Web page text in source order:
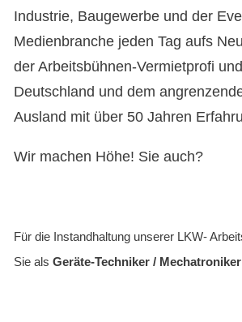
Industrie, Baugewerbe und der
Medienbranche jeden Tag aufs
der Arbeitsbühnen-Vermietprofi
Deutschland und dem
Ausland mit über 50 Jahren
Wir machen Höhe! Sie auch?
Für die Instandhaltung unserer LKW-
Sie als Geräte-Techniker /